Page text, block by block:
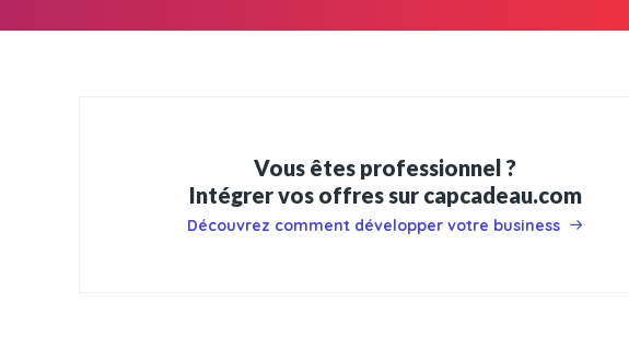
Vous êtes professionnel ?
Intégrer vos offres sur capcadeau.com
Découvrez comment développer votre business